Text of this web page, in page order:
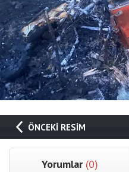
ÖNCEKİ RESİM
Yorumlar (0)